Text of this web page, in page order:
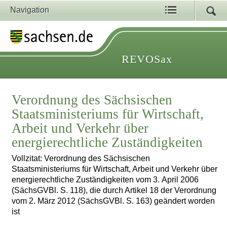
Navigation
REVOSax
Verordnung des Sächsischen
Staatsministeriums für Wirtschaft,
Arbeit und Verkehr über
energierechtliche Zuständigkeiten
Vollzitat: Verordnung des Sächsischen
Staatsministeriums für Wirtschaft, Arbeit und Verkehr über
energierechtliche Zuständigkeiten vom 3. April 2006
(SächsGVBl. S. 118), die durch Artikel 18 der Verordnung
vom 2. März 2012 (SächsGVBl. S. 163) geändert worden
ist